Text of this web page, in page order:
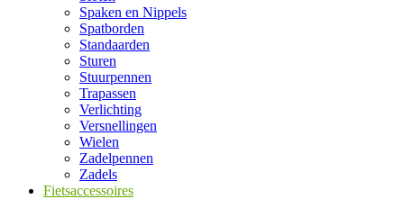
Spaken en Nippels
Spatborden
Standaarden
Sturen
Stuurpennen
Trapassen
Verlichting
Versnellingen
Wielen
Zadelpennen
Zadels
Fietsaccessoires